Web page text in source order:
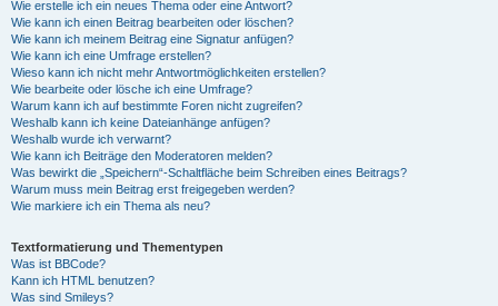
Wie erstelle ich ein neues Thema oder eine Antwort?
Wie kann ich einen Beitrag bearbeiten oder löschen?
Wie kann ich meinem Beitrag eine Signatur anfügen?
Wie kann ich eine Umfrage erstellen?
Wieso kann ich nicht mehr Antwortmöglichkeiten erstellen?
Wie bearbeite oder lösche ich eine Umfrage?
Warum kann ich auf bestimmte Foren nicht zugreifen?
Weshalb kann ich keine Dateianhänge anfügen?
Weshalb wurde ich verwarnt?
Wie kann ich Beiträge den Moderatoren melden?
Was bewirkt die „Speichern“-Schaltfläche beim Schreiben eines Beitrags?
Warum muss mein Beitrag erst freigegeben werden?
Wie markiere ich ein Thema als neu?
Textformatierung und Thementypen
Was ist BBCode?
Kann ich HTML benutzen?
Was sind Smileys?